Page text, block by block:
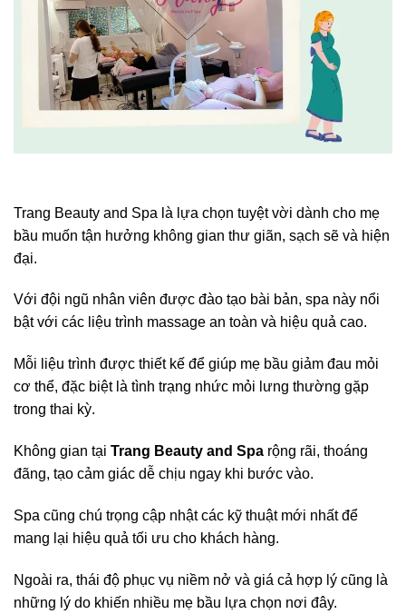
Trang Beauty and Spa là lựa chọn tuyệt vời dành cho mẹ
bầu muốn tận hưởng không gian thư giãn, sạch sẽ và hiện
đại.
Với đội ngũ nhân viên được đào tạo bài bản, spa này nổi
bật với các liệu trình massage an toàn và hiệu quả cao.
Mỗi liệu trình được thiết kế để giúp mẹ bầu giảm đau mỏi
cơ thể, đặc biệt là tình trạng nhức mỏi lưng thường gặp
trong thai kỳ.
Không gian tại Trang Beauty and Spa rộng rãi, thoáng
đãng, tạo cảm giác dễ chịu ngay khi bước vào.
Spa cũng chú trọng cập nhật các kỹ thuật mới nhất để
mang lại hiệu quả tối ưu cho khách hàng.
Ngoài ra, thái độ phục vụ niềm nở và giá cả hợp lý cũng là
những lý do khiến nhiều mẹ bầu lựa chọn nơi đây.